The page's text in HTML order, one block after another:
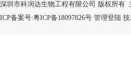
深圳市科润达生物工程有限公司 版权所有
ICP备案号:粤ICP备18097826号 管理登陆 技